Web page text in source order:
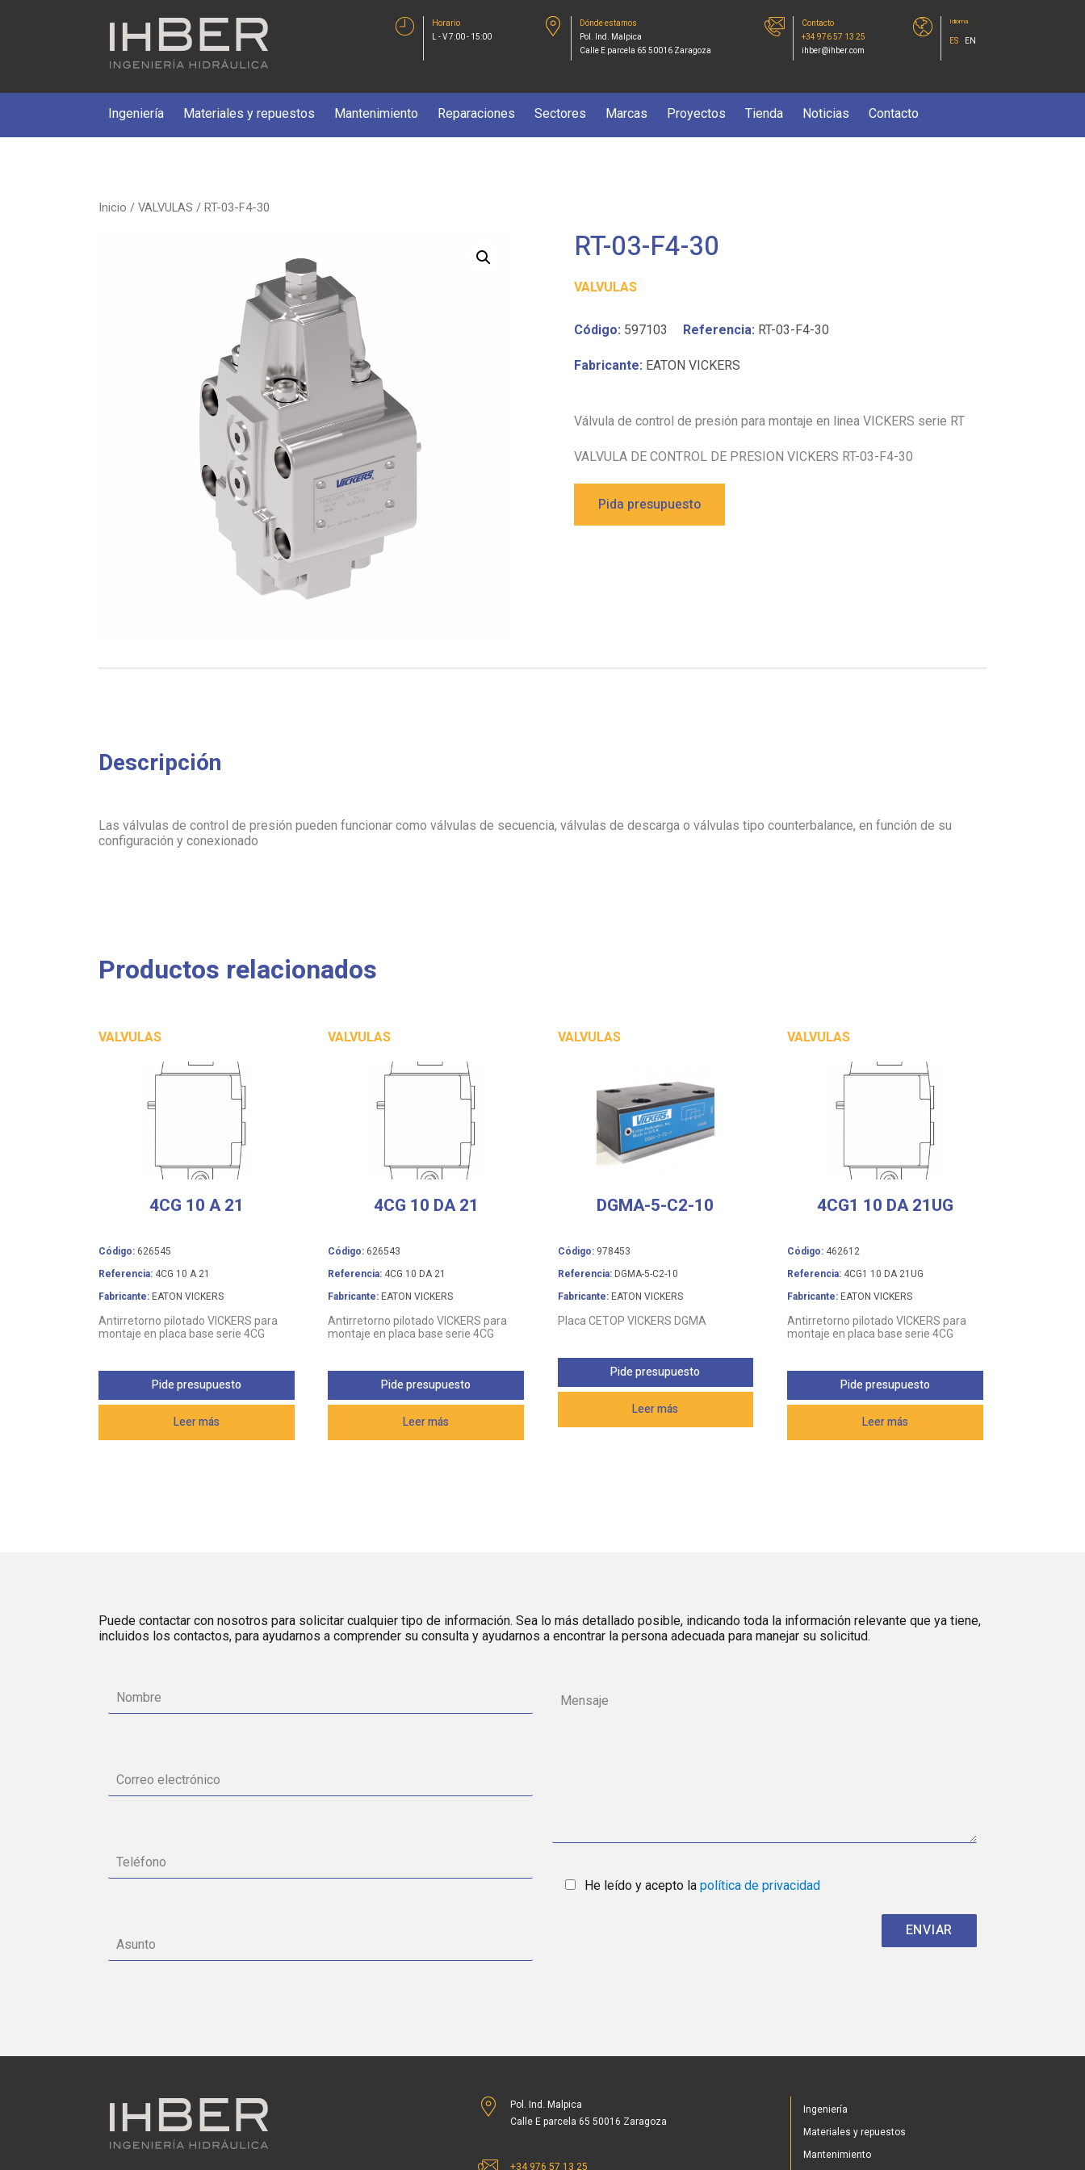
Horario
L - V 7:00 - 15:00
Dónde estamos
Pol. Ind. Malpica
Calle E parcela 65 50016 Zaragoza
Contacto
+34 976 57 13 25
ihber@ihber.com
Idioma
ES EN
Ingeniería Materiales y repuestos Mantenimiento Reparaciones Sectores Marcas Proyectos Tienda Noticias Contacto
Inicio / VALVULAS / RT-03-F4-30
RT-03-F4-30
VALVULAS
Código: 597103 Referencia: RT-03-F4-30
Fabricante: EATON VICKERS
Válvula de control de presión para montaje en linea VICKERS serie RT
VALVULA DE CONTROL DE PRESION VICKERS RT-03-F4-30
Pida presupuesto
Descripción
Las válvulas de control de presión pueden funcionar como válvulas de secuencia, válvulas de descarga o válvulas tipo counterbalance, en función de su
configuración y conexionado
Productos relacionados
VALVULAS
4CG 10 A 21
Código: 626545
Referencia: 4CG 10 A 21
Fabricante: EATON VICKERS
Antirretorno pilotado VICKERS para
montaje en placa base serie 4CG
Leer más
Pide presupuesto
VALVULAS
4CG 10 DA 21
Código: 626543
Referencia: 4CG 10 DA 21
Fabricante: EATON VICKERS
Antirretorno pilotado VICKERS para
montaje en placa base serie 4CG
Leer más
Pide presupuesto
VALVULAS
DGMA-5-C2-10
Código:978453
Referencia:DGMA-5-C2-10
Fabricante:EATON VICKERS
Placa CETOP VICKERS DGMA
Leer más
Pide presupuesto
VALVULAS
4CG1 10 DA 21UG
Código: 462612
Referencia: 4CG1 10 DA 21UG
Fabricante: EATON VICKERS
Antirretorno pilotado VICKERS para
montaje en placa base serie 4CG
Leer más
Pide presupuesto
Puede contactar con nosotros para solicitar cualquier tipo de información. Sea lo más detallado posible, indicando toda la información relevante que ya tiene,
incluidos los contactos, para ayudarnos a comprender su consulta y ayudarnos a encontrar la persona adecuada para manejar su solicitud.
He leído y acepto la política de privacidad
Pol. Ind. Malpica
Calle E parcela 65 50016 Zaragoza
+34 976 57 13 25
Ingeniería
Materiales y repuestos
Mantenimiento